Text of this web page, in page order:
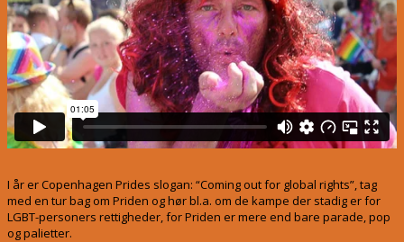
I år er Copenhagen Prides slogan: “Coming out for global rights”, tag
med en tur bag om Priden og hør bl.a. om de kampe der stadig er for
LGBT-personers rettigheder, for Priden er mere end bare parade, pop
og palietter.